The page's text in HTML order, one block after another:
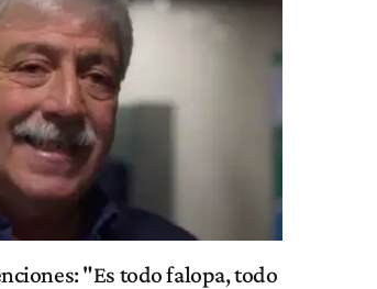
"Es todo falopa, todo